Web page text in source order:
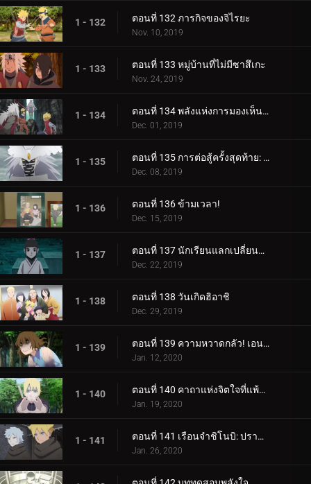
1 - 132 ตอนที่ 132 ภารกิจของจิไรยะ
Nov. 10, 2019
1 - 133 ตอนที่ 133 หมู่บ้านที่ไม่มีซาสึเกะ
Nov. 24, 2019
1 - 134 ตอนที่ 134 พลังแห่งการมองเห็นอนาคต
Dec. 01, 2019
1 - 135 ตอนที่ 135 การต่อสู้ครั้งสุดท้าย: อุราชิกิ
Dec. 08, 2019
1 - 136 ตอนที่ 136 ข้ามเวลา!
Dec. 15, 2019
1 - 137 ตอนที่ 137 นักเรียนแลกเปลี่ยนซามูไร
Dec. 22, 2019
1 - 138 ตอนที่ 138 วันเกิดฮิอาชิ
Dec. 29, 2019
1 - 139 ตอนที่ 139 ความหวาดกลัว! เอนโกะ โอนิคุมะ!
Jan. 12, 2020
1 - 140 ตอนที่ 140 คาถาแห่งจิตใจที่แพ้มันฝรั่งทอด
Jan. 19, 2020
1 - 141 ตอนที่ 141 เรือนจำชิโนบิ: ปราสาทโฮซึกิ
Jan. 26, 2020